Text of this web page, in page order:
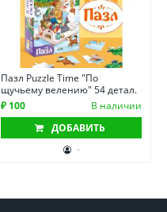
Пазл Puzzle Time "По
щучьему велению" 54 детал.
₽ 100
В наличии
ДОБАВИТЬ
-